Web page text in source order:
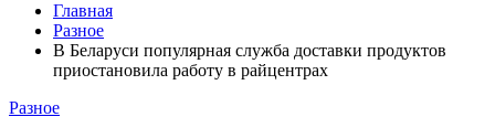
Главная
Разное
В Беларуси популярная служба доставки продуктов
приостановила работу в райцентрах
Разное